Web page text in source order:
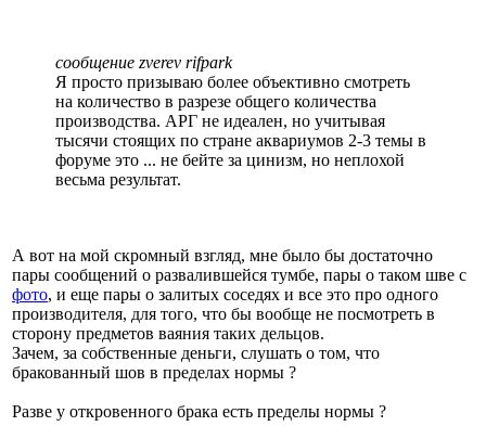
сообщение zverev rifpark
Я просто призываю более объективно смотреть
на количество в разрезе общего количества
производства. АРГ не идеален, но учитывая
тысячи стоящих по стране аквариумов 2-3 темы в
форуме это ... не бейте за цинизм, но неплохой
весьма результат.
А вот на мой скромный взгляд, мне было бы достаточно
пары сообщений о развалившейся тумбе, пары о таком шве с
фото, и еще пары о залитых соседях и все это про одного
производителя, для того, что бы вообще не посмотреть в
сторону предметов ваяния таких дельцов.
Зачем, за собственные деньги, слушать о том, что
бракованный шов в пределах нормы ?
Разве у откровенного брака есть пределы нормы ?